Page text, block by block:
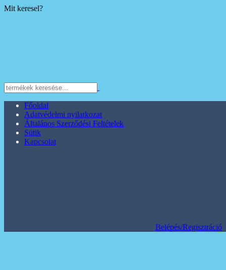
Mit keresel?
Főoldal
Adatvédelmi nyilatkozat
Általános Szerződési Feltételek
Sütik
Kapcsolat
Belépés/Regisztráció